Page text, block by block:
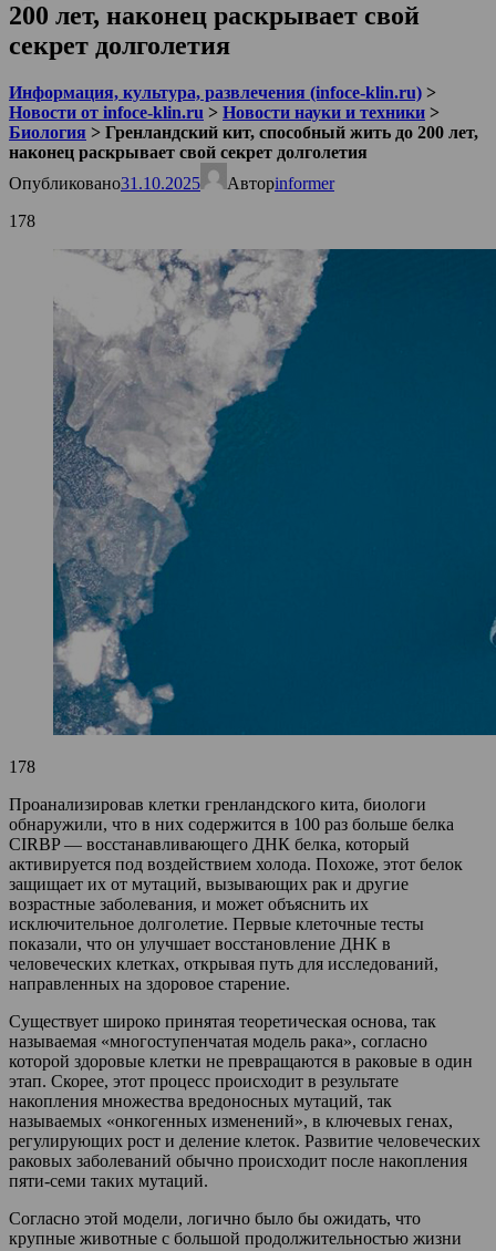
200 лет, наконец раскрывает свой
секрет долголетия
Информация, культура, развлечения (infoce-klin.ru) >
Новости от infoce-klin.ru > Новости науки и техники >
Биология > Гренландский кит, способный жить до 200 лет,
наконец раскрывает свой секрет долголетия
Опубликовано31.10.2025 Авторinformer
178
178
Проанализировав клетки гренландского кита, биологи
обнаружили, что в них содержится в 100 раз больше белка
CIRBP — восстанавливающего ДНК белка, который
активируется под воздействием холода. Похоже, этот белок
защищает их от мутаций, вызывающих рак и другие
возрастные заболевания, и может объяснить их
исключительное долголетие. Первые клеточные тесты
показали, что он улучшает восстановление ДНК в
человеческих клетках, открывая путь для исследований,
направленных на здоровое старение.
Существует широко принятая теоретическая основа, так
называемая «многоступенчатая модель рака», согласно
которой здоровые клетки не превращаются в раковые в один
этап. Скорее, этот процесс происходит в результате
накопления множества вредоносных мутаций, так
называемых «онкогенных изменений», в ключевых генах,
регулирующих рост и деление клеток. Развитие человеческих
раковых заболеваний обычно происходит после накопления
пяти-семи таких мутаций.
Согласно этой модели, логично было бы ожидать, что
крупные животные с большой продолжительностью жизни